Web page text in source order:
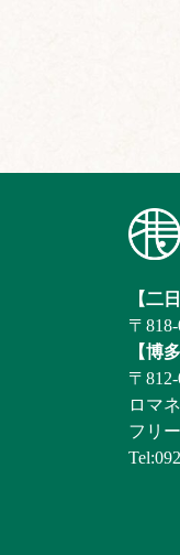
【二
〒818-
【博
〒
ロマ
フリ